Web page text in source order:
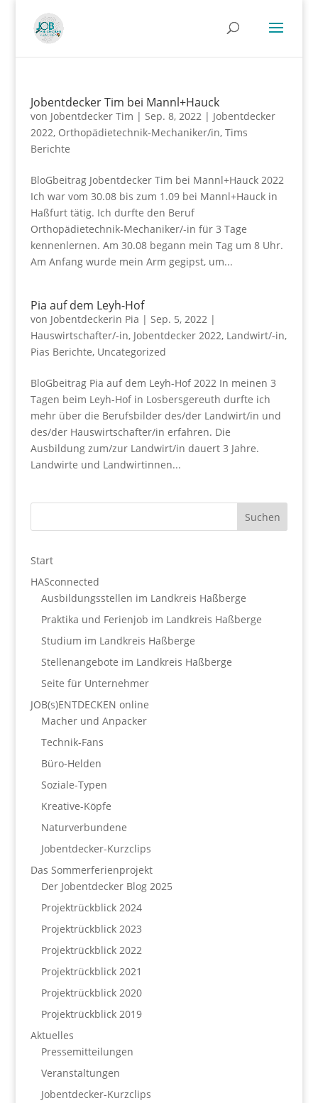
Jobentdecker Tim bei Mannl+Hauck
von Jobentdecker Tim | Sep. 8, 2022| Jobentdecker
2022, Orthopädietechnik-Mechaniker/in, Tims
Berichte
BloGbeitrag Jobentdecker Tim bei Mannl+Hauck 2022
Ich war vom 30.08 bis zum 1.09 bei Mannl+Hauck in
Haßfurt tätig. Ich durfte den Beruf
Orthopädietechnik-Mechaniker/-in für 3 Tage
kennenlernen. Am 30.08 begann mein Tag um 8 Uhr.
Am Anfang wurde mein Arm gegipst, um...
Pia auf dem Leyh-Hof
von Jobentdeckerin Pia | Sep. 5, 2022|
Hauswirtschafter/-in, Jobentdecker 2022, Landwirt/-in,
Pias Berichte, Uncategorized
BloGbeitrag Pia auf dem Leyh-Hof 2022 In meinen 3
Tagen beim Leyh-Hof in Losbersgereuth durfte ich
mehr über die Berufsbilder des/der Landwirt/in und
des/der Hauswirtschafter/in erfahren. Die
Ausbildung zum/zur Landwirt/in dauert 3 Jahre.
Landwirte und Landwirtinnen...
Start
HASconnected
Ausbildungsstellen im Landkreis Haßberge
Praktika und Ferienjob im Landkreis Haßberge
Studium im Landkreis Haßberge
Stellenangebote im Landkreis Haßberge
Seite für Unternehmer
JOB(s)ENTDECKEN online
Macher und Anpacker
Technik-Fans
Büro-Helden
Soziale-Typen
Kreative-Köpfe
Naturverbundene
Jobentdecker-Kurzclips
Das Sommerferienprojekt
Der Jobentdecker Blog 2025
Projektrückblick 2024
Projektrückblick 2023
Projektrückblick 2022
Projektrückblick 2021
Projektrückblick 2020
Projektrückblick 2019
Aktuelles
Pressemitteilungen
Veranstaltungen
Jobentdecker-Kurzclips